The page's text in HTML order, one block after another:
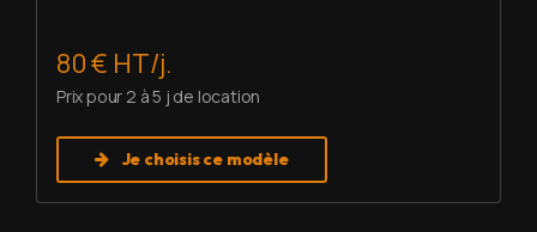
80 € HT/j.
Prix pour 2 à 5 j de location
Je choisis ce modèle